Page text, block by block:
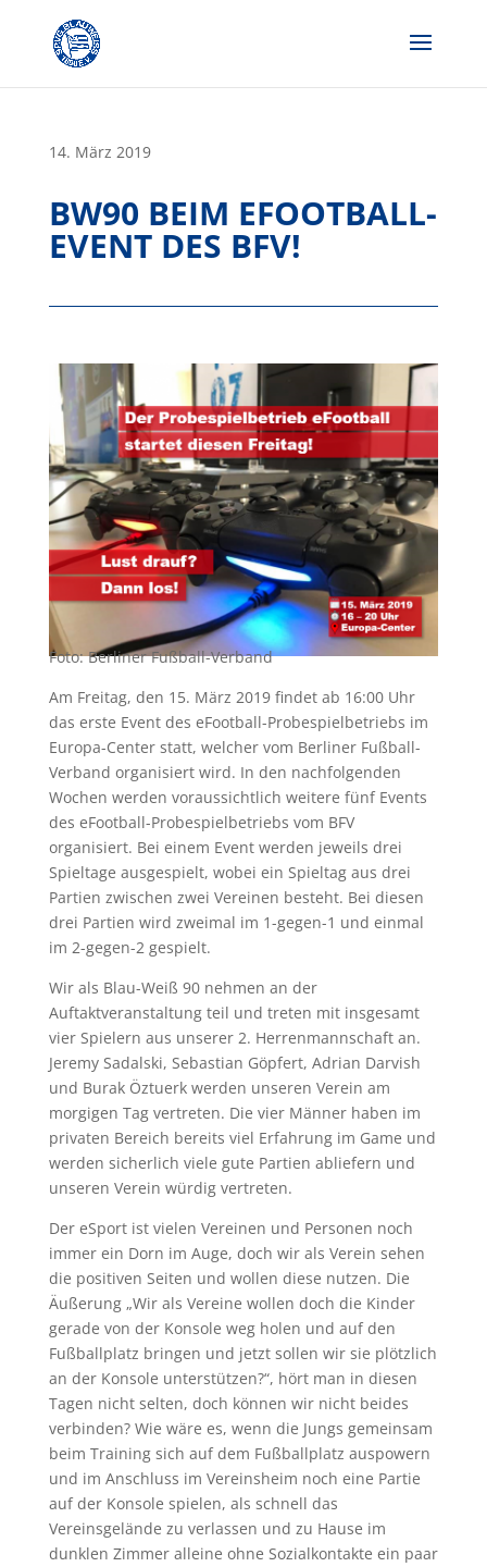
content
14. März 2019
BW90 BEIM EFOOTBALL-
EVENT DES BFV!
Foto: Berliner Fußball-Verband
Am Freitag, den 15. März 2019 findet ab 16:00 Uhr
das erste Event des eFootball-Probespielbetriebs im
Europa-Center statt, welcher vom Berliner Fußball-
Verband organisiert wird. In den nachfolgenden
Wochen werden voraussichtlich weitere fünf Events
des eFootball-Probespielbetriebs vom BFV
organisiert. Bei einem Event werden jeweils drei
Spieltage ausgespielt, wobei ein Spieltag aus drei
Partien zwischen zwei Vereinen besteht. Bei diesen
drei Partien wird zweimal im 1-gegen-1 und einmal
im 2-gegen-2 gespielt.
Wir als Blau-Weiß 90 nehmen an der
Auftaktveranstaltung teil und treten mit insgesamt
vier Spielern aus unserer 2. Herrenmannschaft an.
Jeremy Sadalski, Sebastian Göpfert, Adrian Darvish
und Burak Öztuerk werden unseren Verein am
morgigen Tag vertreten. Die vier Männer haben im
privaten Bereich bereits viel Erfahrung im Game und
werden sicherlich viele gute Partien abliefern und
unseren Verein würdig vertreten.
Der eSport ist vielen Vereinen und Personen noch
immer ein Dorn im Auge, doch wir als Verein sehen
die positiven Seiten und wollen diese nutzen. Die
Äußerung „Wir als Vereine wollen doch die Kinder
gerade von der Konsole weg holen und auf den
Fußballplatz bringen und jetzt sollen wir sie plötzlich
an der Konsole unterstützen?“, hört man in diesen
Tagen nicht selten, doch können wir nicht beides
verbinden? Wie wäre es, wenn die Jungs gemeinsam
beim Training sich auf dem Fußballplatz auspowern
und im Anschluss im Vereinsheim noch eine Partie
auf der Konsole spielen, als schnell das
Vereinsgelände zu verlassen und zu Hause im
dunklen Zimmer alleine ohne Sozialkontakte ein paar